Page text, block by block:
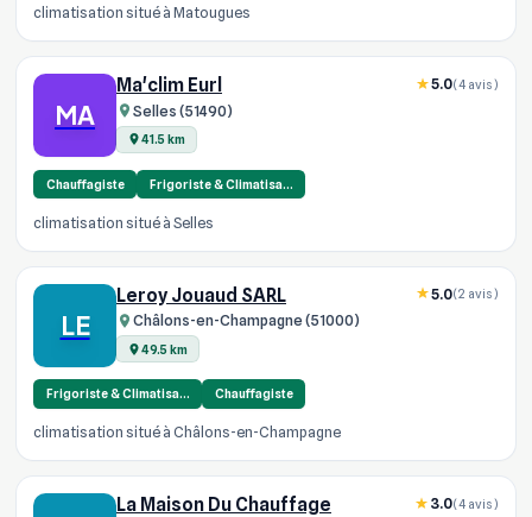
climatisation situé à Matougues
MA
Ma'clim Eurl
Selles (51490)
41.5 km
5.0(4 avis)
Chauffagiste Frigoriste & Climatisa…
climatisation situé à Selles
LE
Leroy Jouaud SARL
Châlons-en-Champagne (51000)
49.5 km
5.0(2 avis)
Frigoriste & Climatisa… Chauffagiste
climatisation situé à Châlons-en-Champagne
La Maison Du Chauffage 3.0(4 avis)